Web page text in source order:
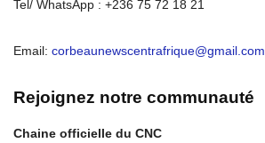
Tel/ WhatsApp : +236 75 72 18 21
Email: corbeaunewscentrafrique@gmail.com
Rejoignez notre communauté
Chaine officielle du CNC